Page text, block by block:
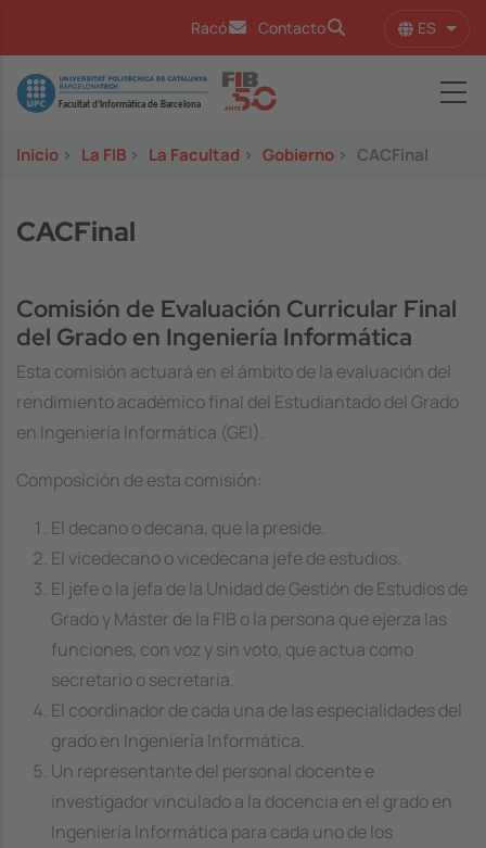
Racó Contacto ES
Image
Inicio > La FIB > La Facultad > Gobierno > CACFinal
CACFinal
Comisión de Evaluación Curricular Final
del Grado en Ingeniería Informática
Esta comisión actuará en el ámbito de la evaluación del
rendimiento académico final del Estudiantado del Grado
en Ingeniería Informática (GEI).
Composición de esta comisión:
El decano o decana, que la preside.
El vicedecano o vicedecana jefe de estudios.
El jefe o la jefa de la Unidad de Gestión de Estudios de
Grado y Máster de la FIB o la persona que ejerza las
funciones, con voz y sin voto, que actua como
secretario o secretaria.
El coordinador de cada una de las especialidades del
grado en Ingeniería Informática.
Un representante del personal docente e
investigador vinculado a la docencia en el grado en
Ingeniería Informática para cada uno de los